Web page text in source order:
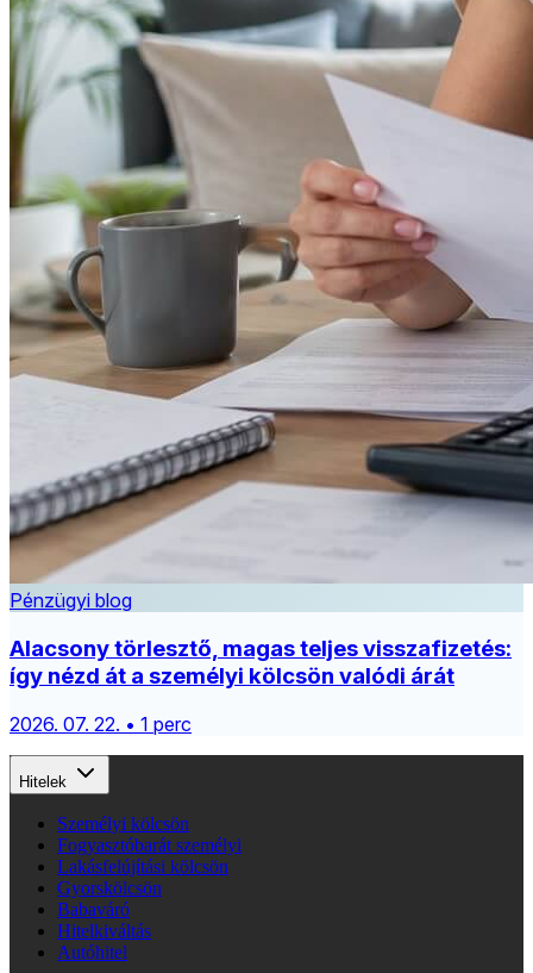
Pénzügyi blog
Alacsony törlesztő, magas teljes visszafizetés:
így nézd át a személyi kölcsön valódi árát
2026. 07. 22. • 1 perc
Hitelek
Személyi kölcsön
Fogyasztóbarát személyi
Lakásfelújítási kölcsön
Gyorskölcsön
Babaváró
Hitelkiváltás
Autóhitel